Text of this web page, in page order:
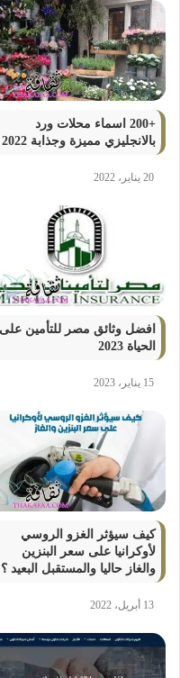
+200 اسماء محلات ورد
بالانجليزي مميزة وجذابة 2022
20 يناير، 2022
افضل وثائق مصر للتأمين على
الحياة 2023
15 يناير، 2023
كيف سيؤثر الغزو الروسي
لأوكرانيا على سعر البنزين
والغاز حاليا والمستقبل البعيد ؟
13 أبريل، 2022